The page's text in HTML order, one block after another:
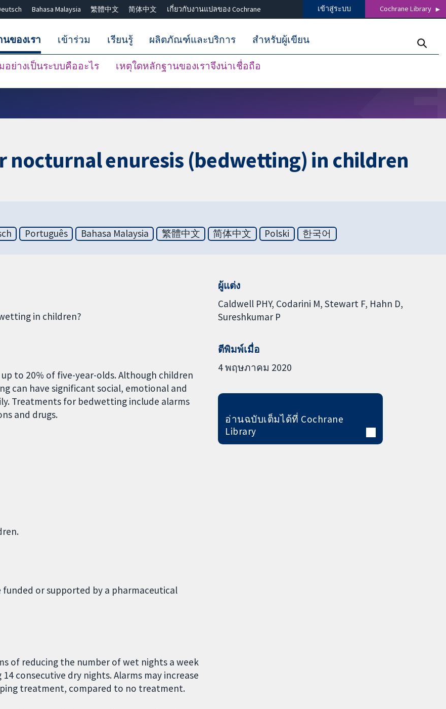
Bahasa Malaysia 繁體中文 简体中文 เกี่ยวกับงานแปลของ Cochrane เข้าสู่ระบบ Cochrane Library
ของเรา
ย่างเป็นระบบคืออะไร เหตุใดหลักฐานของเราจึงน่าเชื่อถือ
เข้าร่วม เรียนรู้ ผลิตภัณฑ์และบริการ สำหรับผู้เขียน
nocturnal enuresis (bedwetting) in children
Português Bahasa Malaysia 繁體中文 简体中文 Polski 한국어
in children?
to 20% of five-year-olds. Although children
can have significant social, emotional and
Treatments for bedwetting include alarms
and drugs.
or supported by a pharmaceutical
of reducing the number of wet nights a week
consecutive dry nights. Alarms may increase
treatment, compared to no treatment.
ผู้แต่ง
Caldwell PHY Codarini M Stewart F Hahn D
Sureshkumar P
ตีพิมพ์เมื่อ
4 พฤษภาคม 2020
อ่านฉบับเต็มได้ที่ Cochrane
Library